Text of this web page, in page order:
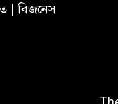
| বিজনেস